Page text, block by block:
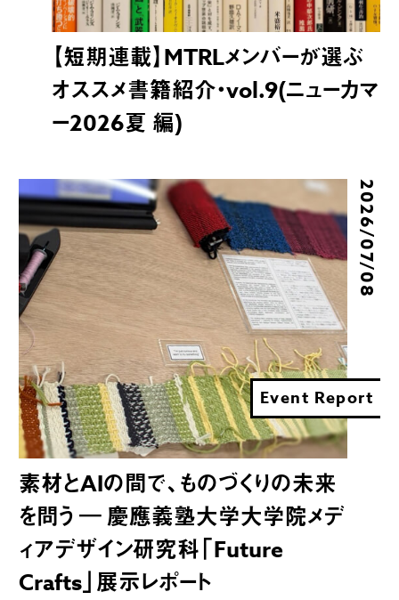
【短期連載】MTRLメンバーが選ぶ
オススメ書籍紹介・vol.9(ニューカマ
ー2026夏 編)
Event Report
2026/07/08
素材とAIの間で、ものづくりの未来
を問う ― 慶應義塾大学大学院メデ
ィアデザイン研究科「Future
Crafts」展示レポート